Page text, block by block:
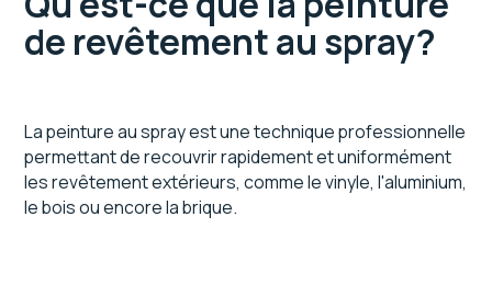
de revêtement au spray?
La peinture au spray est une technique professionnelle
permettant de recouvrir rapidement et uniformément
les revêtement extérieurs, comme le vinyle, l'aluminium,
le bois ou encore la brique.